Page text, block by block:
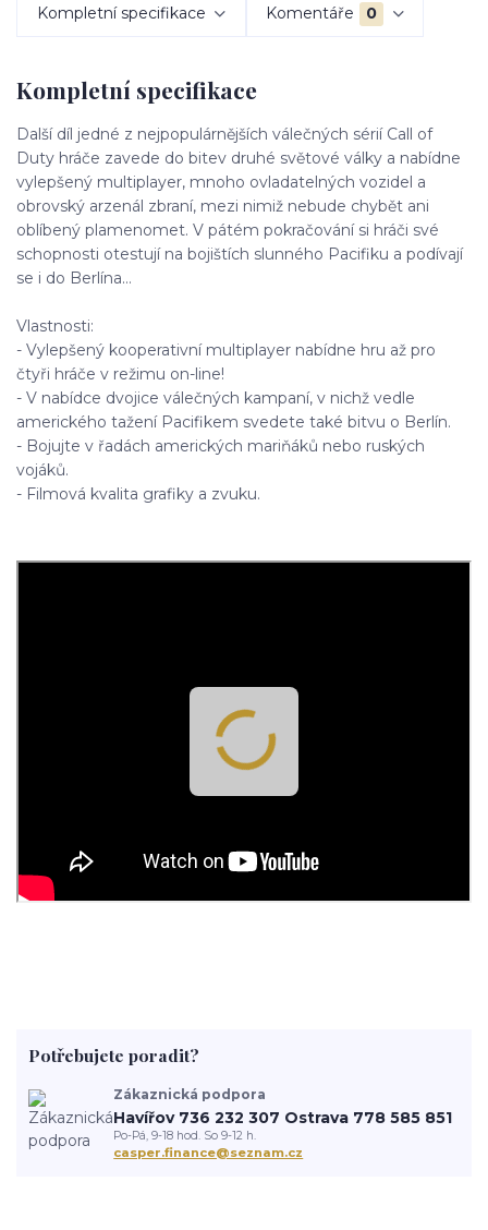
Kompletní specifikace Komentáře 0
Kompletní specifikace
Další díl jedné z nejpopulárnějších válečných sérií Call of
Duty hráče zavede do bitev druhé světové války a nabídne
vylepšený multiplayer, mnoho ovladatelných vozidel a
obrovský arzenál zbraní, mezi nimiž nebude chybět ani
oblíbený plamenomet. V pátém pokračování si hráči své
schopnosti otestují na bojištích slunného Pacifiku a podívají
se i do Berlína…
Vlastnosti:
- Vylepšený kooperativní multiplayer nabídne hru až pro
čtyři hráče v režimu on-line!
- V nabídce dvojice válečných kampaní, v nichž vedle
amerického tažení Pacifikem svedete také bitvu o Berlín.
- Bojujte v řadách amerických mariňáků nebo ruských
vojáků.
- Filmová kvalita grafiky a zvuku.
Potřebujete poradit?
Zákaznická podpora
Havířov 736 232 307 Ostrava 778 585 851
Po-Pá, 9-18 hod. So 9-12 h.
casper.finance@seznam.cz